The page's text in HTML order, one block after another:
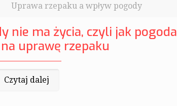
Uprawa rzepaku a wpływ pogody
nie ma życia, czyli jak pogoda
uprawę rzepaku
Czytaj dalej